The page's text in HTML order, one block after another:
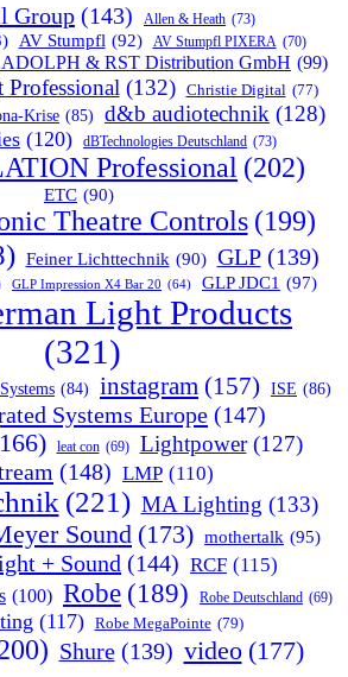
Group (143) Allen & Heath (73)
AV Stumpfl (92) AV Stumpfl PIXERA (70)
& RST Distribution GmbH (99)
Professional (132) Christie Digital (77)
Krise (85) d&b audiotechnik (128)
(120) dBTechnologies Deutschland (73)
Professional (202)
ETC (90)
Theatre Controls (199)
Feiner Lichttechnik (90) GLP (139)
GLP Impression X4 Bar 20 (64) GLP JDC1 (97)
Light Products
(321)
(84) instagram (157) ISE (86)
Systems Europe (147)
leat con (69) Lightpower (127)
(148) LMP (110)
(221) MA Lighting (133)
Sound (173) mothertalk (95)
+ Sound (144) RCF (115)
(100) Robe (189) Robe Deutschland (69)
(117) Robe MegaPointe (79)
Shure (139) video (177)